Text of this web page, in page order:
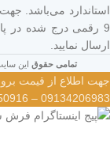
استاندارد می‌باشد.
ارسال نمایید.
تمامی حقوق این
جهت اطلاع از قیمت
09134206983 – 54750916-031 با واحد فروش تماس بگیرید.